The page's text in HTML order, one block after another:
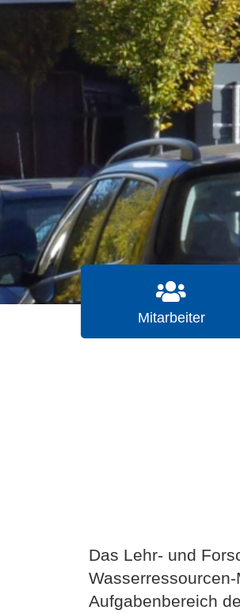
Mitarbeiter
Das Lehr- und
Aufgabenbereich